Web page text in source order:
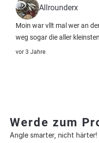
Allrounderx
Moin war vllt mal wer an
weg sogar die aller kleinsten
vor 3 Jahre
Werde zum
Angle smarter, nicht härter!